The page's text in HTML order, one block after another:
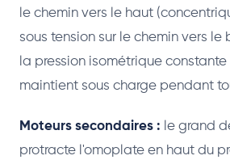
le chemin vers le haut
sous tension sur le chemin vers le
la pression isométrique
maintient sous charge pendant
Moteurs secondaires : le grand
protracte l'omoplate en haut du